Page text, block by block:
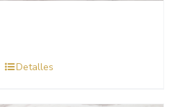
Detalles